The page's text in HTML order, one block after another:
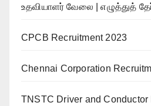
உதவியாளர் வேலை | எழுத்துத்
CPCB Recruitment 2023
Chennai Corporation
TNSTC Driver and Conductor